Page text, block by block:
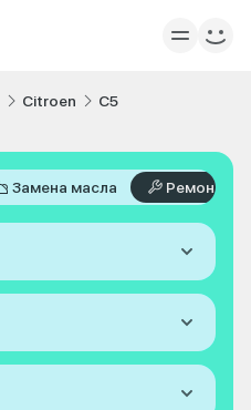
Citroen C5
Замена масла Ремонт